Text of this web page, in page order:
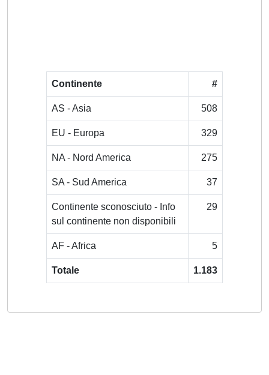
Continente #
AS - Asia 508
EU - Europa 329
NA - Nord America 275
SA - Sud America 37
Continente sconosciuto - Info
sul continente non disponibili
29
AF - Africa 5
Totale 1.183